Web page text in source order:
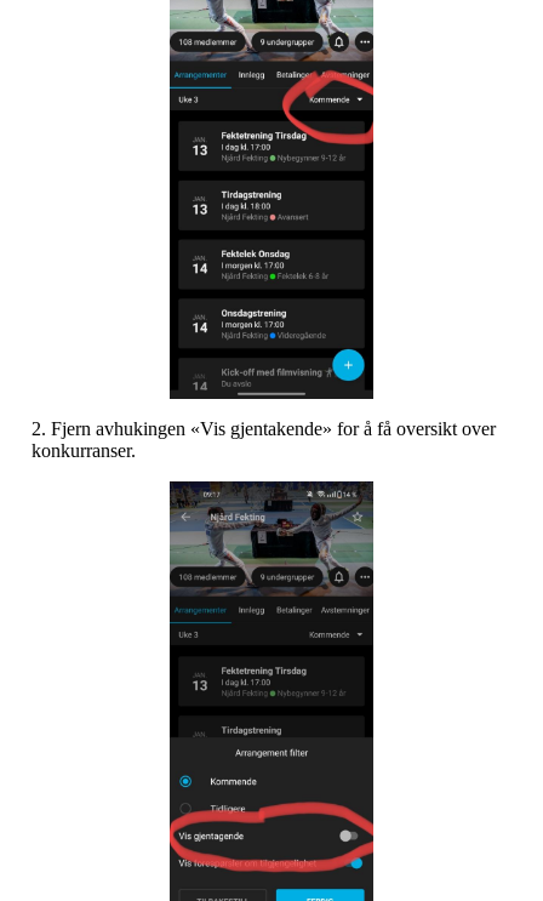
2. Fjern avhukingen «Vis gjentakende» for å få oversikt over
konkurranser.